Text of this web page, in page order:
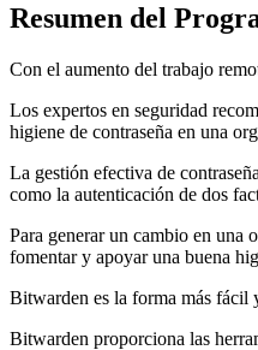
Resumen del
Con el aumento del trabajo
Los expertos en seguridad
higiene de contraseña en una
La gestión efectiva de
como la autenticación de dos
Para generar un cambio en una
fomentar y apoyar una buena
Bitwarden es la forma más fácil
Bitwarden proporciona las